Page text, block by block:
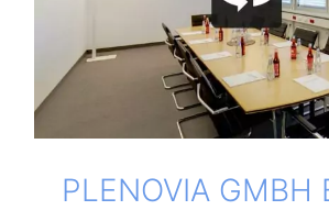
PLE­NO­VIA GMBH